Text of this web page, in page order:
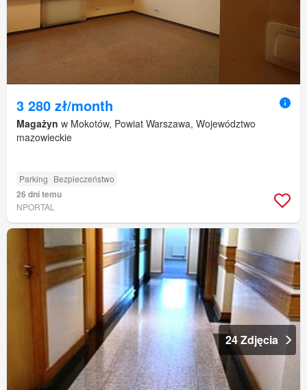
3 280 zł/month
Magażyn w Mokotów, Powiat Warszawa, Województwo
mazowieckie
Parking Bezpieczeństwo
26 dni temu
NPORTAL
24 Zdjęcia